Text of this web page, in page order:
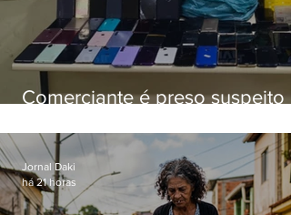
Comerciante é preso suspeito
loja
Jornal Daki
há 21 horas